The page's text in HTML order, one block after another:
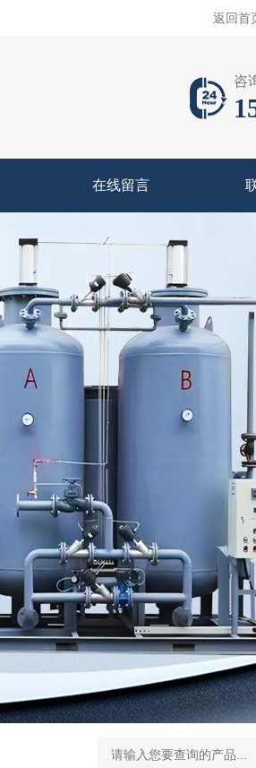
返回首
咨
在线留言
TAO小型移动式制氧机 TAO工业制氧系统